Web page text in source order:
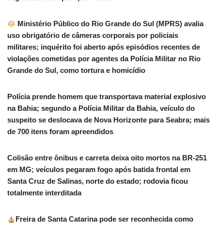
Ministério Público do Rio Grande do Sul (MPRS) avalia
uso obrigatório de câmeras corporais por policiais
militares; inquérito foi aberto após episódios recentes de
violações cometidas por agentes da Polícia Militar no Rio
Grande do Sul, como tortura e homicídio
Polícia prende homem que transportava material explosivo
na Bahia; segundo a Polícia Militar da Bahia, veículo do
suspeito se deslocava de Nova Horizonte para Seabra; mais
de 700 itens foram apreendidos
Colisão entre ônibus e carreta deixa oito mortos na BR-251
em MG; veículos pegaram fogo após batida frontal em
Santa Cruz de Salinas, norte do estado; rodovia ficou
totalmente interditada
Freira de Santa Catarina pode ser reconhecida como